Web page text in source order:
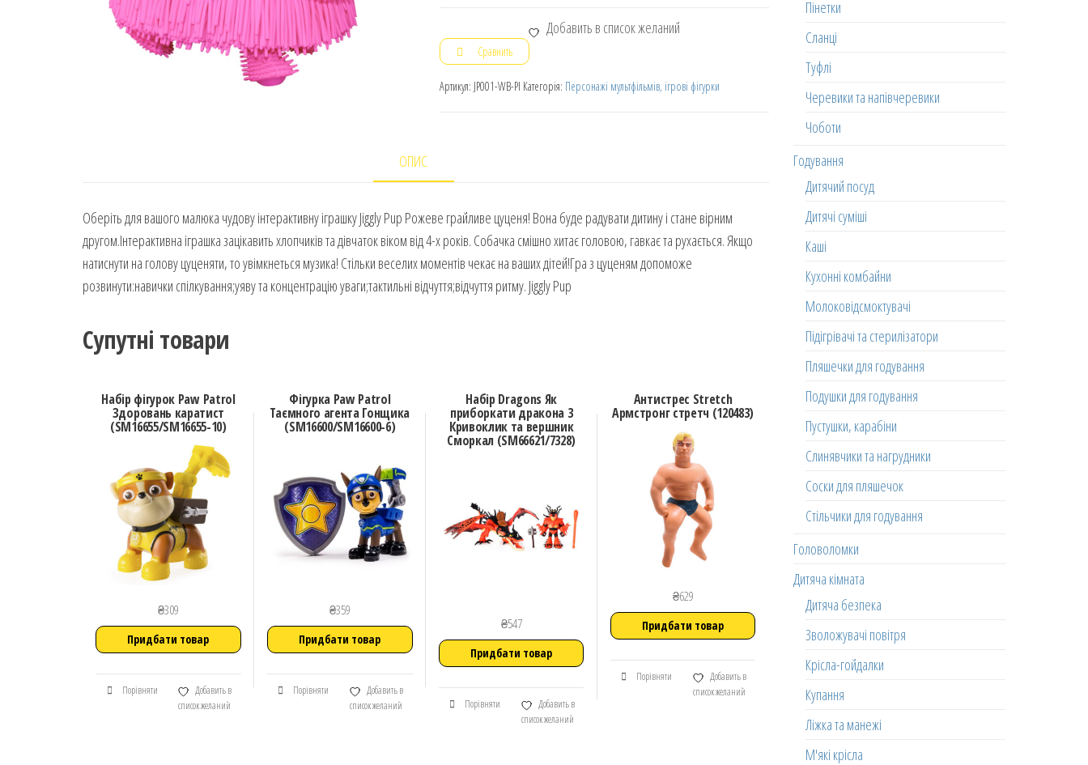
Добавить в список желаний
Сравнить
Артикул: JP001-WB-PI Категорія: Персонажі мультфільмів, ігрові фігурки
ОПИС
Оберіть для вашого малюка чудову інтерактивну іграшку Jiggly Pup Рожеве грайливе цуценя! Вона буде радувати дитину і стане вірним
другом.Інтерактивна іграшка зацікавить хлопчиків та дівчаток віком від 4-х років. Собачка смішно хитає головою, гавкає та рухається. Якщо
натиснути на голову цуценяти, то увімкнеться музика! Стільки веселих моментів чекає на ваших дітей!Гра з цуценям допоможе
розвинути:навички спілкування;уяву та концентрацію уваги;тактильні відчуття;відчуття ритму. Jiggly Pup
Супутні товари
Набір фігурок Paw Patrol
Здоровань каратист
(SM16655/SM16655-10)
₴309
Придбати товар
Порівняти
Добавить в
список желаний
Фігурка Paw Patrol
Таємного агента Гонщика
(SM16600/SM16600-6)
₴359
Придбати товар
Порівняти
Добавить в
список желаний
Набір Dragons Як
приборкати дракона 3
Кривоклик та вершник
Сморкал (SM66621/7328)
₴547
Придбати товар
Порівняти
Добавить в
список желаний
Антистрес Stretch
Армстронг стретч (120483)
₴629
Придбати товар
Порівняти
Добавить в
список желаний
Пінетки
Сланці
Туфлі
Черевики та напівчеревики
Чоботи
Годування
Дитячий посуд
Дитячі суміші
Каші
Кухонні комбайни
Молоковідсмоктувачі
Підігрівачі та стерилізатори
Пляшечки для годування
Подушки для годування
Пустушки, карабіни
Слинявчики та нагрудники
Соски для пляшечок
Стільчики для годування
Головоломки
Дитяча кімната
Дитяча безпека
Зволожувачі повітря
Крісла-гойдалки
Купання
Ліжка та манежі
М'які крісла